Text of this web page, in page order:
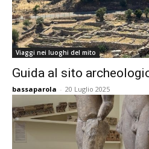
Viaggi nei luoghi del mito
Guida al sito
bassaparola - 20 Luglio 2025